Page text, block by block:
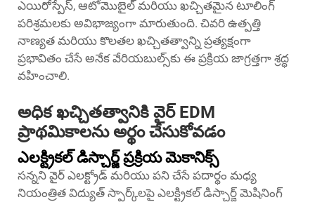
ఎయిరోస్పేస్, ఆటోమొబైల్ మరియు ఖచ్చితమైన టూలింగ్
పరిశ్రమలకు అవిభాజ్యంగా మారుతుంది. చివరి ఉత్పత్తి
నాణ్యత మరియు కొలతల ఖచ్చితత్వాన్ని ప్రత్యక్షంగా
ప్రభావితం చేసే అనేక వేరియబుల్స్‌కు ఈ ప్రక్రియ జాగ్రత్తగా శ్రద్ధ
వహించాలి.
అధిక ఖచ్చితత్వానికి వైర్ EDM
ప్రాథమికాలను అర్థం చేసుకోవడం
ఎలక్ట్రికల్ డిస్చార్జ్ ప్రక్రియ మెకానిక్స్
సన్నని వైర్ ఎలక్ట్రోడ్ మరియు పని చేసే పదార్థం మధ్య
నియంత్రిత విద్యుత్ స్పార్క్‌లపై ఎలక్ట్రికల్ డిస్చార్జ్ మెషినింగ్